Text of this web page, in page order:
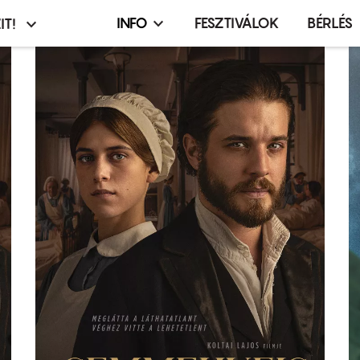
Infó,
esemény,
terembérlés
menü
INFO FESZTIVÁLOK BÉRLÉS